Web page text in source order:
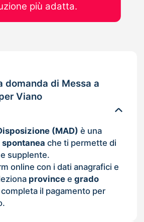
domanda di Messa a
Viano
(MAD) è una
che ti permette di
supplente.
online con i dati anagrafici e
provincee grado
il pagamento per
più adatta.